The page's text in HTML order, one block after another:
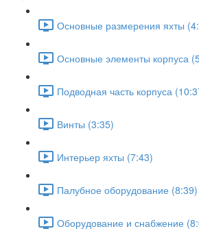
Основные размерения яхты
Основные элементы корпуса
Подводная часть корпуса
Винты (3:35)
Интерьер яхты (7:43)
Палубное оборудование (8:39)
Оборудование и снабжение